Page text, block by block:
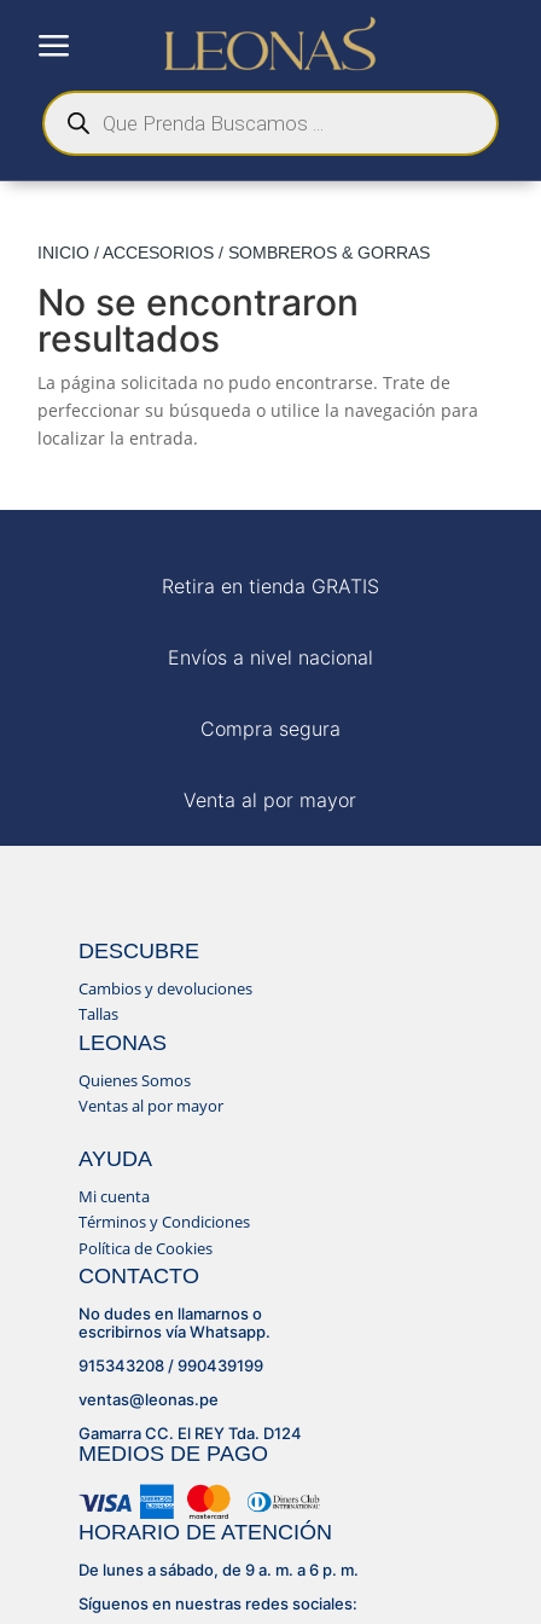
a
Búsqueda
de
productos
INICIO /ACCESORIOS / SOMBREROS & GORRAS
No se encontraron
resultados
La página solicitada no pudo encontrarse. Trate de
perfeccionar su búsqueda o utilice la navegación para
localizar la entrada.
Retira en tienda GRATIS
Envíos a nivel nacional
Compra segura
Venta al por mayor
DESCUBRE
Cambios y devoluciones
Tallas
LEONAS
Quienes Somos
Ventas al por mayor
AYUDA
Mi cuenta
Términos y Condiciones
Política de Cookies
CONTACTO
No dudes en llamarnos o
escribirnos vía Whatsapp.
915343208 / 990439199
ventas@leonas.pe
Gamarra CC. El REY Tda. D124
MEDIOS DE PAGO
HORARIO DE ATENCIÓN
De lunes a sábado, de 9 a. m. a 6 p. m.
Síguenos en nuestras redes sociales: